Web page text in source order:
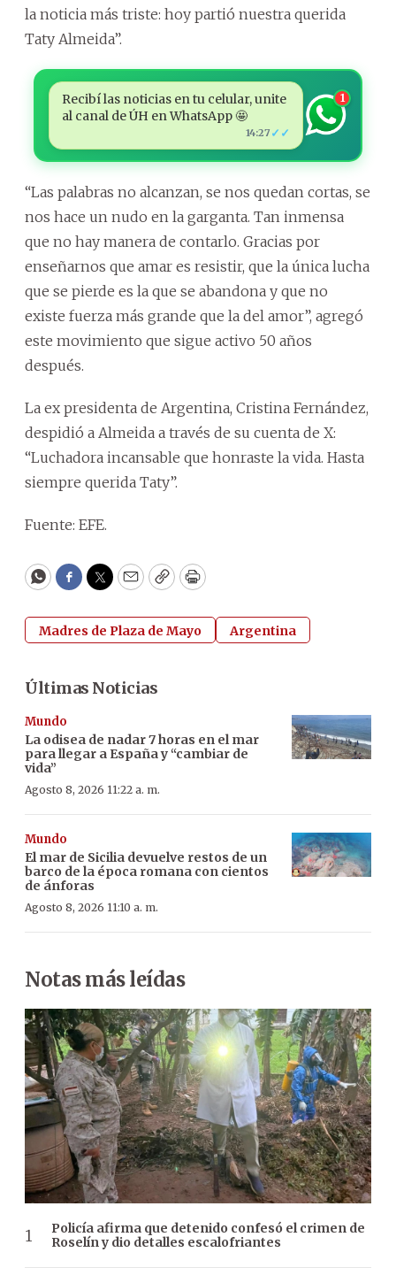
la noticia más triste: hoy partió nuestra querida
Taty Almeida”.
Recibí las noticias en tu celular, unite
al canal de ÚH en WhatsApp 🤩
14:27 ✓✓
1
“Las palabras no alcanzan, se nos quedan cortas, se
nos hace un nudo en la garganta. Tan inmensa
que no hay manera de contarlo. Gracias por
enseñarnos que amar es resistir, que la única lucha
que se pierde es la que se abandona y que no
existe fuerza más grande que la del amor”, agregó
este movimiento que sigue activo 50 años
después.
La ex presidenta de Argentina, Cristina Fernández,
despidió a Almeida a través de su cuenta de X:
“Luchadora incansable que honraste la vida. Hasta
siempre querida Taty”.
Fuente: EFE.
WhatsApp
Facebook
Twitter
EmailCopyPrint
Madres de Plaza de Mayo Argentina
Últimas Noticias
Mundo
La odisea de nadar 7 horas en el mar
para llegar a España y “cambiar de
vida”
Agosto 8, 2026 11:22 a. m.
Mundo
El mar de Sicilia devuelve restos de un
barco de la época romana con cientos
de ánforas
Agosto 8, 2026 11:10 a. m.
Notas más leídas
Policía afirma que detenido confesó el crimen de
Roselín y dio detalles escalofriantes